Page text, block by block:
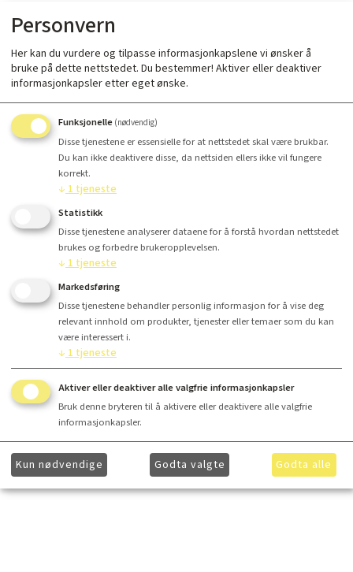
Personvern
Her kan du vurdere og tilpasse informasjonkapslene vi ønsker å
bruke på dette nettstedet. Du bestemmer! Aktiver eller deaktiver
informasjonkapsler etter eget ønske.
Funksjonelle (nødvendig)
Disse tjenestene er essensielle for at nettstedet skal være brukbar.
Du kan ikke deaktivere disse, da nettsiden ellers ikke vil fungere
korrekt.
↓ 1tjeneste
Statistikk
Disse tjenestene analyserer dataene for å forstå hvordan nettstedet
brukes og forbedre brukeropplevelsen.
↓ 1 tjeneste
Markedsføring
Disse tjenestene behandler personlig informasjon for å vise deg
relevant innhold om produkter, tjenester eller temaer som du kan
være interessert i.
↓ 1 tjeneste
Aktiver eller deaktiver alle valgfrie informasjonkapsler
Bruk denne bryteren til å aktivere eller deaktivere alle valgfrie
informasjonkapsler.
Kun nødvendige Godta valgte Godta alle